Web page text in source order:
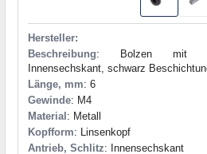
Hersteller:
Beschreibung: Bolzen mit
Innensechskant, schwarz
Länge, mm: 6
Gewinde: M4
Material : Metall
Kopfform: Linsenkopf
Antrieb, Schlitz: Innensechskant